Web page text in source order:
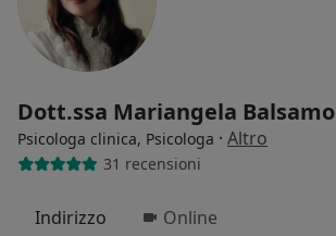
Dott.ssa Mariangela Balsamo
Psicologa clinica, Psicologa · Altro
31 recensioni
Indirizzo Online